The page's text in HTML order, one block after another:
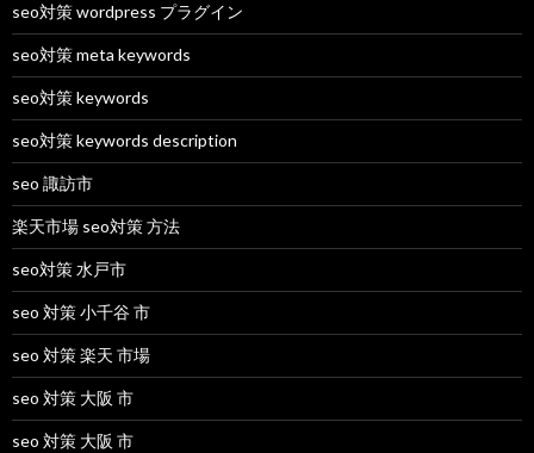
seo対策 wordpress プラグイン
seo対策 meta keywords
seo対策 keywords
seo対策 keywords description
seo 諏訪市
楽天市場 seo対策 方法
seo対策 水戸市
seo 対策 小千谷 市
seo 対策 楽天 市場
seo 対策 大阪 市
seo 対策 大阪 市